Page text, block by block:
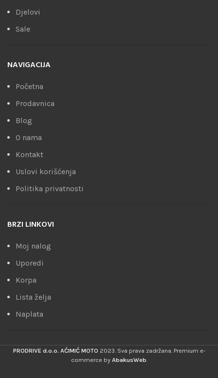
Djelovi
Sale
NAVIGACIJA
Početna
Prodavnica
Blog
O nama
Kontakt
Uslovi korišćenja
Politika privatnosti
BRZI LINKOVI
Moj nalog
Uporedi
Korpa
Lista želja
Naplata
PRODRIVE d.o.o. AĆIMIĆ MOTO 2023. Sva prava zadržana. Premium e-
commerce by AbakusWeb